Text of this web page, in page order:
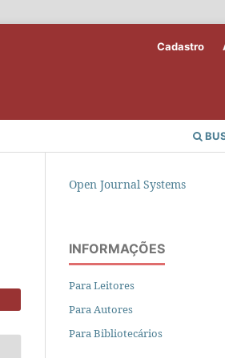
Cadastro
Open Journal Systems
INFORMAÇÕES
Para Leitores
Para Autores
Para Bibliotecários